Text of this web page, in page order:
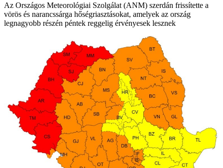
Az Országos Meteorológiai Szolgálat (ANM) szerdán frissítette a
vörös és narancssárga hőségriasztásokat, amelyek az ország
legnagyobb részén péntek reggelig érvényesek lesznek